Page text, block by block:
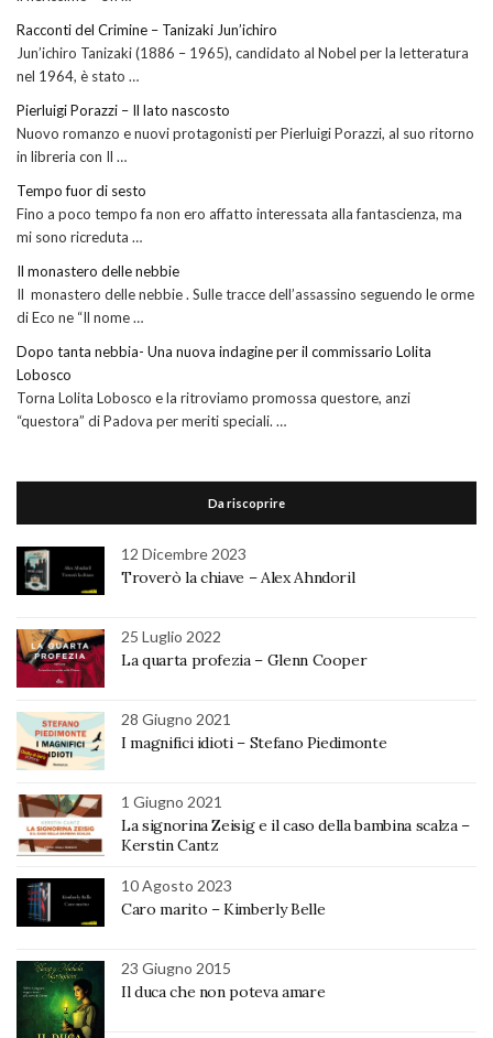
Racconti del Crimine – Tanizaki Jun’ichiro
Jun’ichiro Tanizaki (1886 – 1965), candidato al Nobel per la letteratura
nel 1964, è stato …
Pierluigi Porazzi – Il lato nascosto
Nuovo romanzo e nuovi protagonisti per Pierluigi Porazzi, al suo ritorno
in libreria con Il …
Tempo fuor di sesto
Fino a poco tempo fa non ero affatto interessata alla fantascienza, ma
mi sono ricreduta …
Il monastero delle nebbie
Il monastero delle nebbie . Sulle tracce dell’assassino seguendo le orme
di Eco ne “Il nome …
Dopo tanta nebbia- Una nuova indagine per il commissario Lolita
Lobosco
Torna Lolita Lobosco e la ritroviamo promossa questore, anzi
“questora” di Padova per meriti speciali. …
Da riscoprire
12 Dicembre 2023
Troverò la chiave – Alex Ahndoril
25 Luglio 2022
La quarta profezia – Glenn Cooper
28 Giugno 2021
I magnifici idioti – Stefano Piedimonte
1 Giugno 2021
La signorina Zeisig e il caso della bambina scalza –
Kerstin Cantz
10 Agosto 2023
Caro marito – Kimberly Belle
23 Giugno 2015
Il duca che non poteva amare